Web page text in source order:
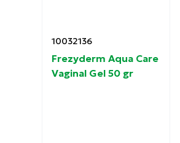
10032136
Frezyderm Aqua Care
Vaginal Gel 50 gr